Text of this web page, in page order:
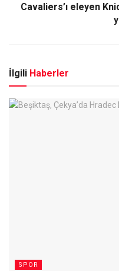
Cavaliers’ı eleyen
İlgili Haberler
SPOR